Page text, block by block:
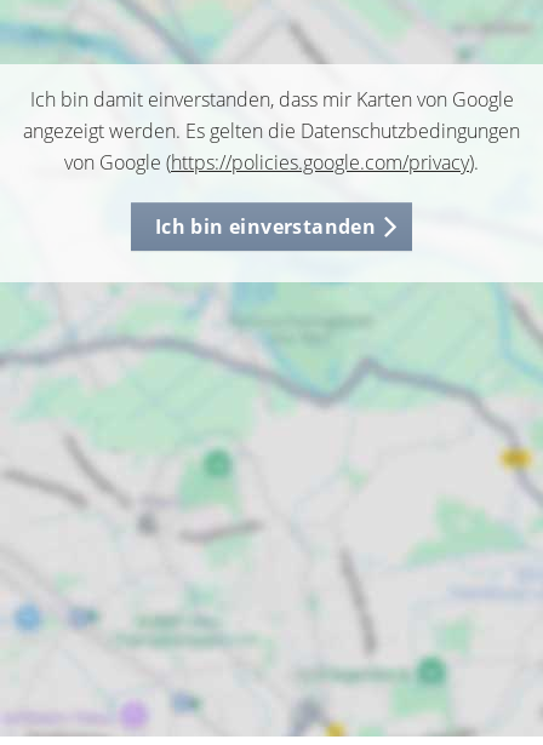
Ich bin damit einverstanden, dass mir Karten von Google
angezeigt werden. Es gelten die Datenschutzbedingungen
von Google (https://policies.google.com/privacy).
Ich bin einverstanden